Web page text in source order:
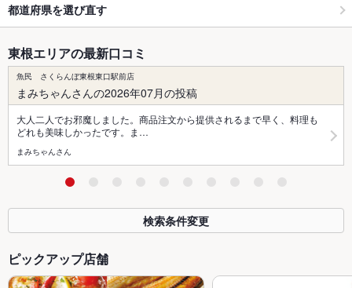
都道府県を選び直す
東根エリアの最新口コミ
魚民 さくらんぼ東根東口駅前店
まみちゃんさんの2026年07月の投稿
大人二人でお邪魔しました。商品注文から提供されるまで早く、料理も
どれも美味しかったです。ま…
まみちゃんさん
検索条件変更
ピックアップ店舗